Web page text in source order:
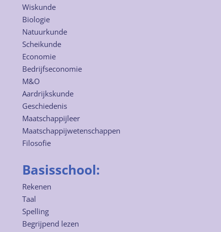
Wiskunde
Biologie
Natuurkunde
Scheikunde
Economie
Bedrijfseconomie
M&O
Aardrijkskunde
Geschiedenis
Maatschappijleer
Maatschappijwetenschappen
Filosofie
Basisschool:
Rekenen
Taal
Spelling
Begrijpend lezen